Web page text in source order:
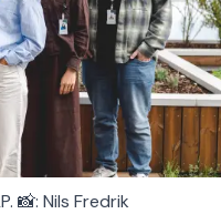
📸: Nils Fredrik